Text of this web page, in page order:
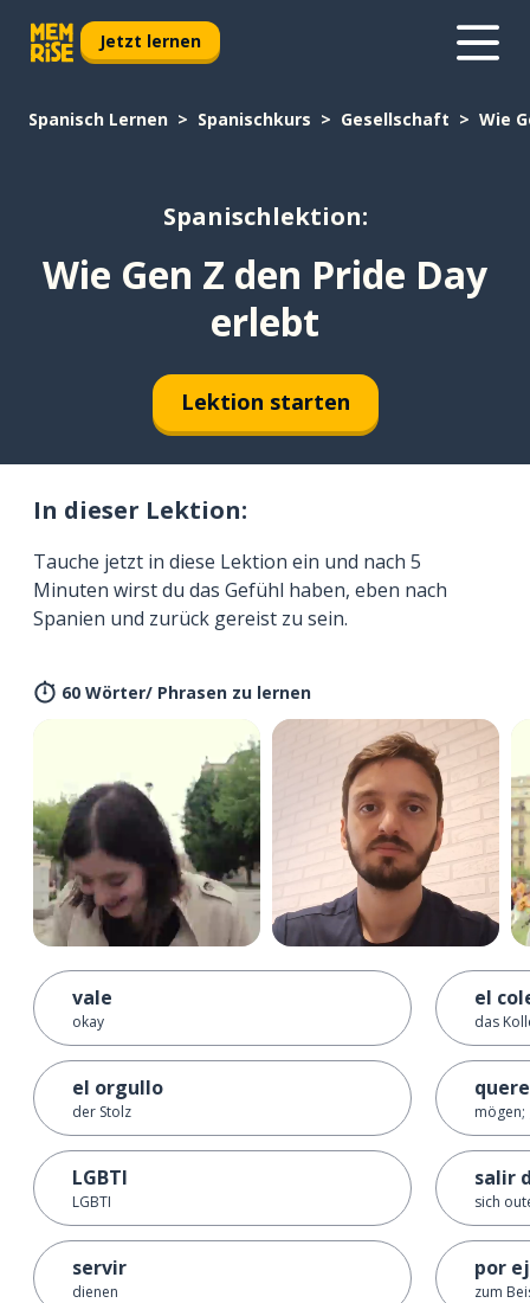
Jetzt lernen
Spanisch Lernen Spanischkurs Gesellschaft Wie
Spanischlektion:
Wie Gen Z den Pride Day
erlebt
Lektion starten
In dieser Lektion:
Tauche jetzt in diese Lektion ein und nach 5
Minuten wirst du das Gefühl haben, eben nach
Spanien und zurück gereist zu sein.
60 Wörter/ Phrasen zu lernen
vale
okay
el orgullo
der Stolz
LGBTI
LGBTI
servir
dienen
el
das
mögen;
salir
sich
por
zum